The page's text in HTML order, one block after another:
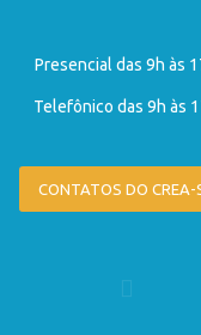
Presencial das 9h às
Telefônico das 9h às
CONTATOS DO CREA-